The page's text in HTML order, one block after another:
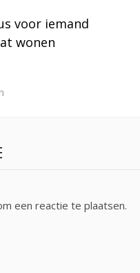
voor iemand
wonen
een reactie te plaatsen.